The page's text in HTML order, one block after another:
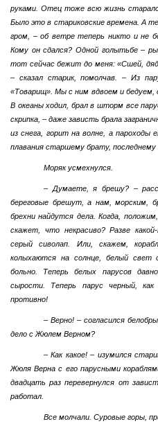
руками. Отец тоже всю жизнь
Было это в стариковские времена. А
гром, – об ветре теперь никто и не
Кому он сдался? Одной голытьбе –
тот сейчас бежит до меня: «Сшей,
– сказал старик, помолчав. – Из
«Товарищ». Мы с ним вдвоем и бедуем,
В океаны ходил, брал в шторм все
скрипка, – даже зависть брала
из снега, горит на волне, а
плавания старшему брату, последнему
Моряк усмехнулся.
– Думаете, я брешу? –
береговые брешут, а нам, морским,
брехни найдутся дела. Когда,
скажет, что некрасиво? Разве
серый сиволап. Или, скажем,
колыхаются на солнце, белый свет
больно. Теперь белых парусов
сырости. Теперь парус черный,
противно!
– Верно! – согласился
дело с Жюлем Верном?
– Как какое! – изумился
Жюля Верна с его парусными
двадцать раз перевернулся от
работал.
Все молчали. Суровые горы,